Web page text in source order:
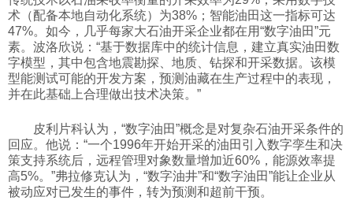
术（配备本地自动化系统）为38%；智能油田这一指标可达
47%。如今，几乎每家大石油开采企业都在用“数字油田”元
素。波洛欣说：“基于数据库中的统计信息，建立真实油田数
字模型，其中包含地震勘探、地质、钻探和开采数据。该模
型能测试可能的开发方案，预测油藏在生产过程中的表现，
并在此基础上合理做出技术决策。”
皮利片科认为，“数字油田”概念是对复杂石油开采条件的
回应。他说：“一个1996年开始开采的油田引入数字孪生和决
策支持系统后，远程管理对象数量增加近60%，能源效率提
高5%。”弗拉修克认为，“数字油井”和“数字油田”能让企业从
被动应对已发生的事件，转为预测和超前干预。